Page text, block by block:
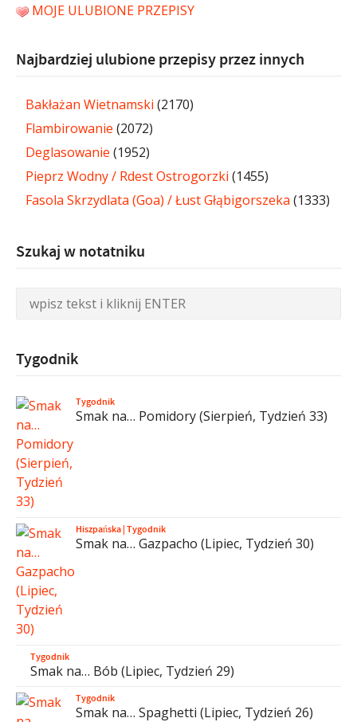
MOJE ULUBIONE PRZEPISY
Najbardziej ulubione przepisy przez innych
Bakłażan Wietnamski (2170)
Flambirowanie (2072)
Deglasowanie (1952)
Pieprz Wodny / Rdest Ostrogorzki (1455)
Fasola Skrzydlata (Goa) / Łust Głąbigorszeka (1333)
Szukaj w notatniku
Tygodnik
Tygodnik
Smak na… Pomidory (Sierpień, Tydzień 33)
Hiszpańska|Tygodnik
Smak na… Gazpacho (Lipiec, Tydzień 30)
Tygodnik
Smak na… Bób (Lipiec, Tydzień 29)
Tygodnik
Smak na… Spaghetti (Lipiec, Tydzień 26)